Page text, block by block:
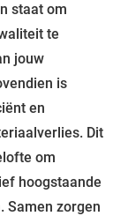
staat om
te
jouw
is
en
Dit
om
hoogstaande
Samen zorgen